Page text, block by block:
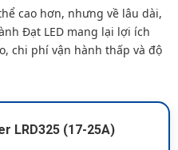
cao hơn, nhưng về lâu dài,
Đạt LED mang lại lợi ích
chi phí vận hành thấp và độ
LRD325 (17-25A)